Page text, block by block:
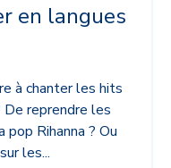
en langues
à chanter les hits
reprendre les
Rihanna ? Ou
les...